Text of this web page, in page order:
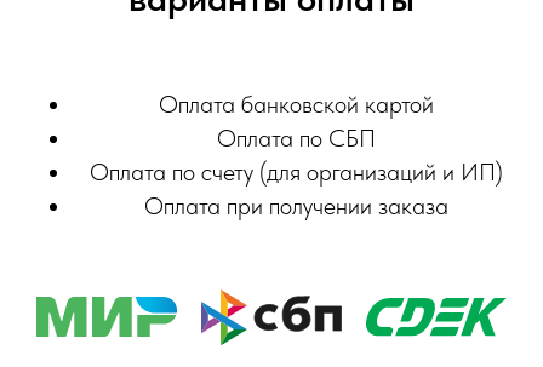
Оплата банковской картой
Оплата по СБП
Оплата по счету (для организаций и ИП)
Оплата при получении заказа